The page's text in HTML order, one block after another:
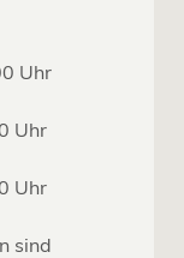
Uhr
sind